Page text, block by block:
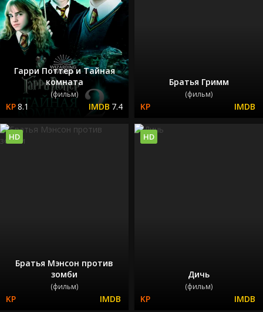
Гарри Поттер и Тайная
комната
(фильм)
8.1 7.4
Братья Гримм
(фильм)
Братья Мэнсон против
зомби
(фильм)
HD
Дичь
(фильм)
HD